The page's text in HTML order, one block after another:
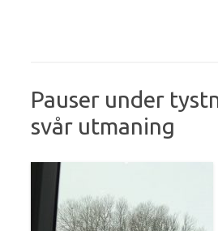
Pauser under
svår utmaning